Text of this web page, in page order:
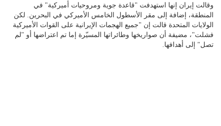
وقالت إيران إنها استهدفت "قاعدة جوية ومروحيات أميركية" في
المنطقة، إضافة إلى مقر الأسطول الخامس الأميركي في البحرين. لكن
الولايات المتحدة قالت إن "جميع الهجمات الإيرانية على القوات الأميركية
فشلت"، مضيفة أن صواريخها وطائراتها المسيّرة إما تم اعتراضها أو "لم
تصل" إلى أهدافها.